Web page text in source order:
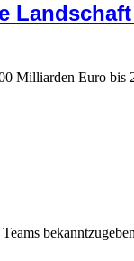
Milliarden Euro bis